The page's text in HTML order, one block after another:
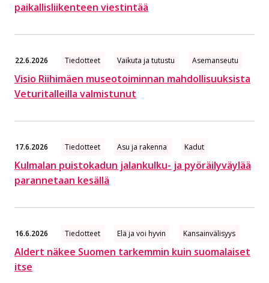
paikallisliikenteen viestintää
22.6.2026 Tiedotteet Vaikuta ja tutustu Asemanseutu
Visio Riihimäen museotoiminnan mahdollisuuksista
Veturitalleilla valmistunut
17.6.2026 Tiedotteet Asu ja rakenna Kadut
Kulmalan puistokadun jalankulku- ja pyöräilyväylää
parannetaan kesällä
16.6.2026 Tiedotteet Elä ja voi hyvin Kansainvälisyys
Aldert näkee Suomen tarkemmin kuin suomalaiset
itse